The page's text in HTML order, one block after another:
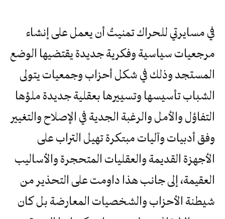
في مسايرتي للحراك تمنيتُ أن يعمل على إنشاء
مرجعيات سياسية وفكرية جديدة يقتضيها الوضع
المستجد وذلك في شكل أحزاب وجمعيات يتولى
الشباب تأسيسها وتسييرها بعقلية جديدة ملؤها
التفاؤل والأمل والرغبة الجدية في الإصلاح والتغيير
وفق أدبيات وآليات مبتكرة تهيل التراب على
الأجهزة القديمة والعقليات المتحجرة والأساليب
العقيمة، إلى جانب هذا داومت على التحذير من
شيطنة الأحزاب والشخصيات المعارضة بل كان